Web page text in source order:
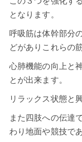
となります。
呼吸筋は体幹部分
どがありこれらの
心肺機能の向上と
とが出来ます。
リラックス状態と
また四肢への伝達
わり地面や競技で